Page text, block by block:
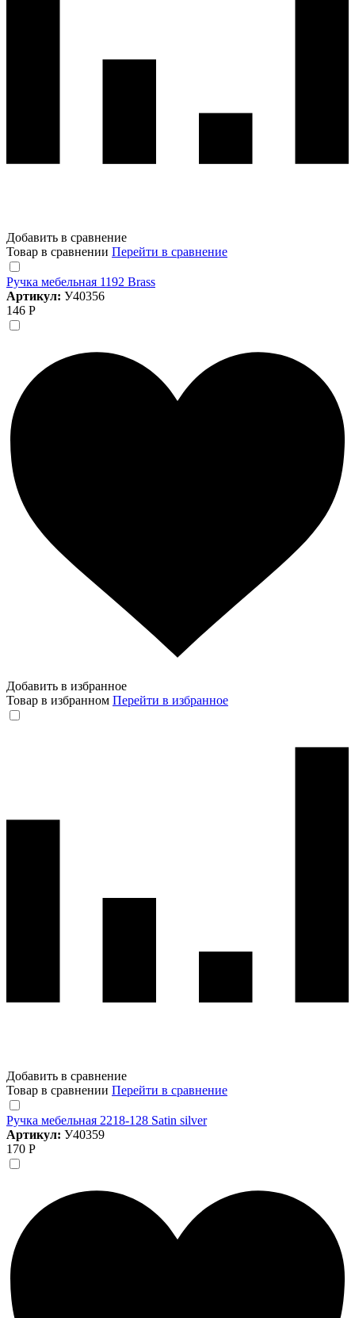
Добавить в сравнение
Товар в сравнении Перейти в сравнение
Ручка мебельная 1192 Brass
Артикул: У40356
146 Р
Добавить в избранное
Товар в избранном Перейти в избранное
Добавить в сравнение
Товар в сравнении Перейти в сравнение
Ручка мебельная 2218-128 Satin silver
Артикул: У40359
170 Р